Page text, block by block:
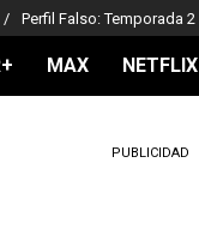
Perfil Falso: Temporada 2
MAX NETFLIX
PUBLICIDAD